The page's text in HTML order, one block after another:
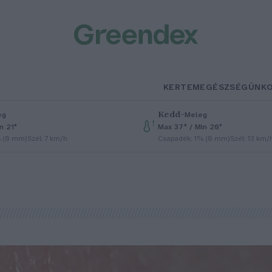
KERTEMEGÉSZSÉGÜNK
21°
(0 mm)Szél: 7 km/h
Kedd–Meleg
Max 37° / Min 20°
Csapadék: 1% (0 mm)Szél: 13 km/